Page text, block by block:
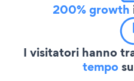
200% growth
I visitatori hanno
tempo